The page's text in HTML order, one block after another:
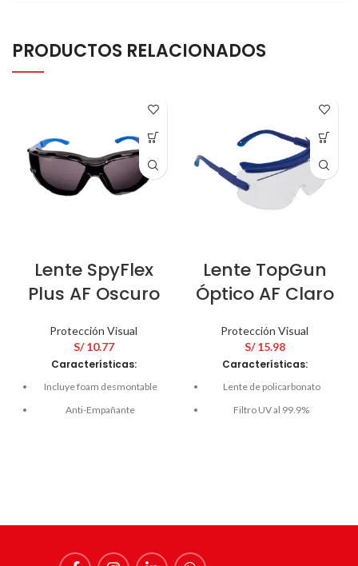
PRODUCTOS RELACIONADOS
Lente SpyFlex
Plus AF Oscuro
Protección Visual
S/10.77
Características:
Incluye foam desmontable
Anti-Empañante
Clase óptica 1
Lente TopGun
Óptico AF Claro
Protección Visual
S/15.98
Características:
Lente de policarbonato
Filtro UV al 99.9%